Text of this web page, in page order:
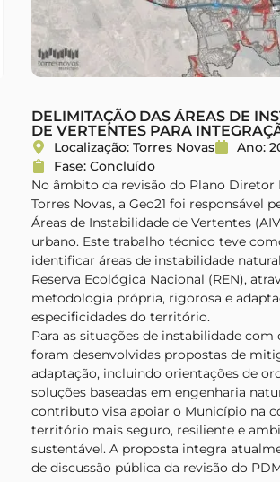
DELIMITAÇÃO DAS ÁREAS DE
DE VERTENTES PARA
Localização: Torres Novas
Ano:
Fase: Concluído
No âmbito da revisão do Plano Diretor
Torres Novas, a Geo21 foi responsável
Áreas de Instabilidade de Vertentes
urbano. Este trabalho técnico teve
identificar áreas de instabilidade
Reserva Ecológica Nacional (REN),
metodologia própria, rigorosa e
especificidades do território.
Para as situações de instabilidade
foram desenvolvidas propostas de
adaptação, incluindo orientações de
soluções baseadas em engenharia
contributo visa apoiar o Município na
território mais seguro, resiliente e
sustentável. A proposta integra
de discussão pública da revisão do